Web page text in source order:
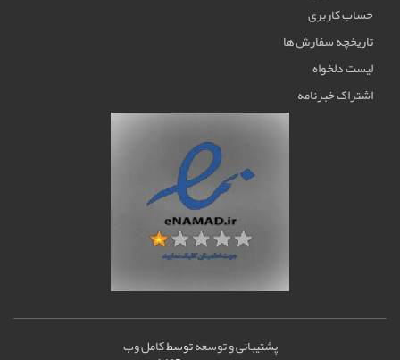
حساب کاربری
تاریخچه سفارش ها
لیست دلخواه
اشتراک خبرنامه
پشتیبانی و توسعهتوسطکامل وب